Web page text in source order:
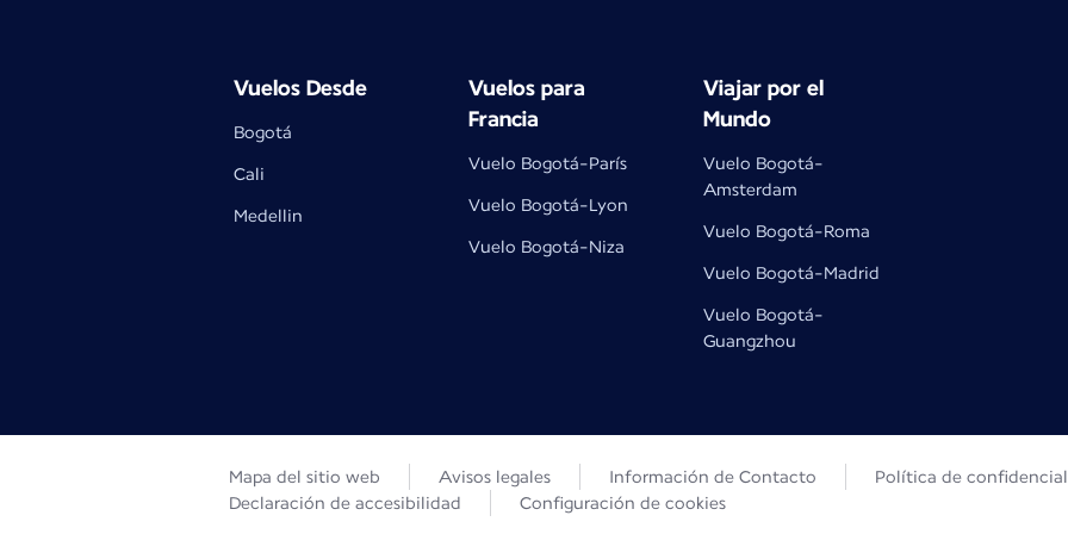
Vuelos Desde
Bogotá
Cali
Medellin
Vuelos para
Francia
Vuelo Bogotá-París
Vuelo Bogotá-Lyon
Vuelo Bogotá-Niza
Viajar por el
Mundo
Vuelo Bogotá-
Amsterdam
Vuelo Bogotá-Roma
Vuelo Bogotá-Madrid
Vuelo Bogotá-
Guangzhou
Mapa del sitio web Avisos legales Información de Contacto
Política de
Declaración de accesibilidad
Configuración de cookies